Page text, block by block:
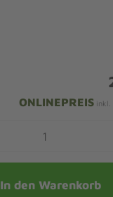
ONLINEPREIS inkl.
In den Warenkorb